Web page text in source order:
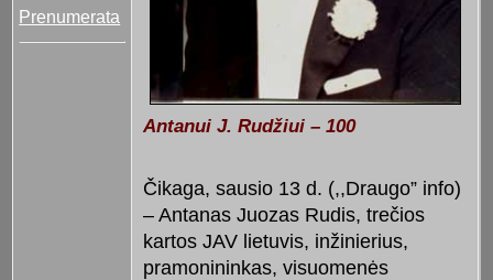
Prenumerata
Antanui J. Rudžiui – 100
Čikaga, sausio 13 d. (,,Draugo” info)
– Antanas Juozas Rudis, trečios
kartos JAV lietuvis, inžinierius,
pramonininkas, visuomenės